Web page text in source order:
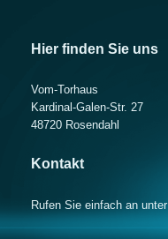
Hier finden Sie uns
Vom-Torhaus
Kardinal-Galen-Str. 27
48720 Rosendahl
Kontakt
Rufen Sie einfach an unter